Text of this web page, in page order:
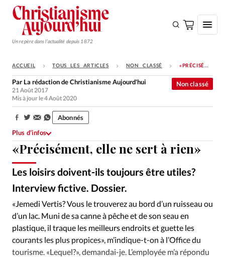
Un repère dans l'actualité depuis 1872
S'ABONNER
Monde
Opinions
Tous les articles
Faire un don
Emploi
Se connecter
Édition: Internationale
Devise:CHF
ACCUEIL TOUS LES ARTICLES NON CLASSÉ «PRÉCISÉMENT, ELLE NE SERT À RIEN»
«Précisément, elle ne sert à rien»
Les loisirs doivent-ils toujours être utiles?
Interview fictive. Dossier.
Non classé
Par La rédaction de Christianisme Aujourd'hui
21 Août 2017
Mis à jour le 4 Août 2020
Partager:
Abonnés
Plus d’infos
«Jemedi Vertis? Vous le trouverez au bord d’un ruisseau ou
d’un lac. Muni de sa canne à pêche et de son seau en
plastique, il traque les meilleurs endroits et guette les
courants les plus propices», m’indique-t-on à l’Office du
tourisme. «Lequel?», demandai-je. L’employée m’a répondu